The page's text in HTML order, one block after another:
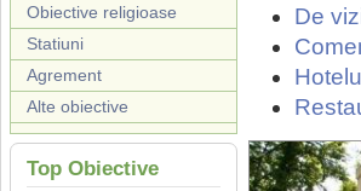
Obiective religioase
Statiuni
Agrement
Alte obiective
Top Obiective
De